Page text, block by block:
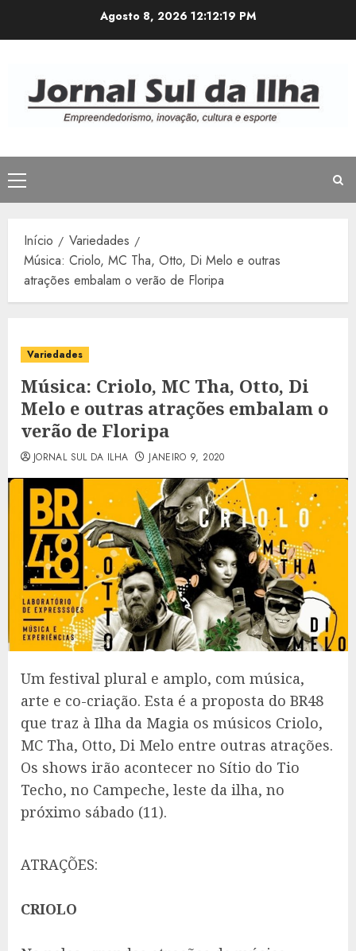
Agosto 8, 2026 12:12:20 PM
Menu
principal
Início
Variedades
Música: Criolo, MC Tha, Otto, Di Melo e outras
atrações embalam o verão de Floripa
Variedades
Música: Criolo, MC Tha, Otto, Di
Melo e outras atrações embalam o
verão de Floripa
JORNAL SUL DA ILHA JANEIRO 9, 2020
Um festival plural e amplo, com música,
arte e co-criação. Esta é a proposta do BR48
que traz à Ilha da Magia os músicos Criolo,
MC Tha, Otto, Di Melo entre outras atrações.
Os shows irão acontecer no Sítio do Tio
Techo, no Campeche, leste da ilha, no
próximo sábado (11).
ATRAÇÕES:
CRIOLO